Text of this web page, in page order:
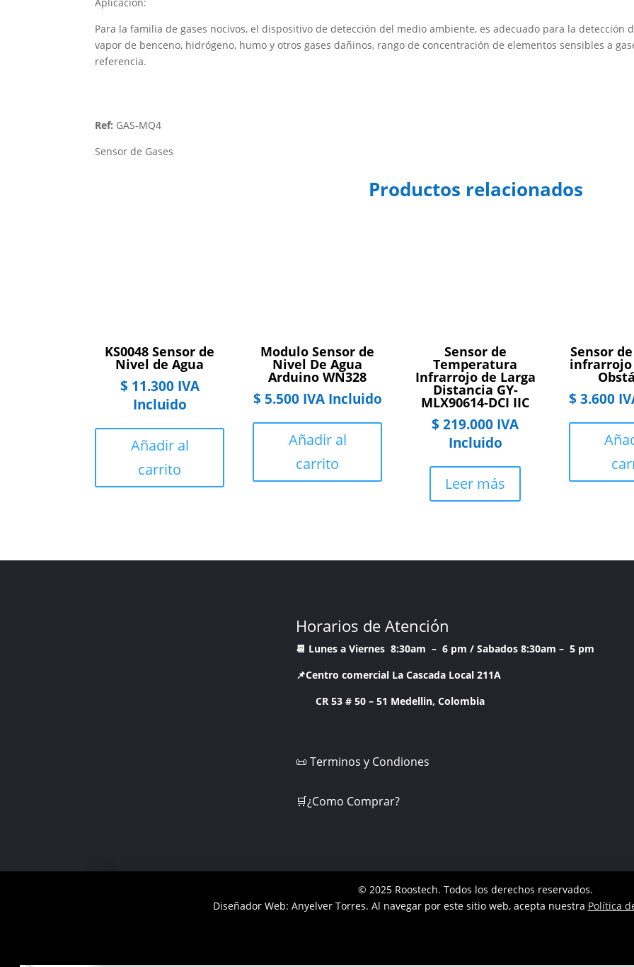
Para la familia de gases nocivos, el dispositivo de detección del medio ambiente, es adecuado para la detección
vapor de benceno, hidrógeno, humo y otros gases dañinos, rango de concentración de elementos sensibles a
referencia.
Ref: GAS-MQ4
Sensor de Gases
Productos relacionados
KS0048 Sensor de
Nivel de Agua
$11.300 IVA
Incluido
Añadir al
carrito
Modulo Sensor de
Nivel De Agua
Arduino WN328
$5.500 IVA Incluido
Añadir al
carrito
Sensor de
Temperatura
Infrarrojo de Larga
Distancia GY-
MLX90614-DCI IIC
$219.000 IVA
Incluido
Leer más
Sensor
infrarrojo
$3.600
Horarios de Atención
📆 Lunes a Viernes 8:30am – 6 pm / Sabados 8:30am – 5 pm
📌Centro comercial La Cascada Local 211A
CR 53 # 50 – 51 Medellin, Colombia
📜 Terminos y Condiones
🛒¿Como Comprar?
© 2025 Roostech. Todos los derechos reservados.
Diseñador Web: Anyelver Torres. Al navegar por este sitio web, acepta nuestra Política